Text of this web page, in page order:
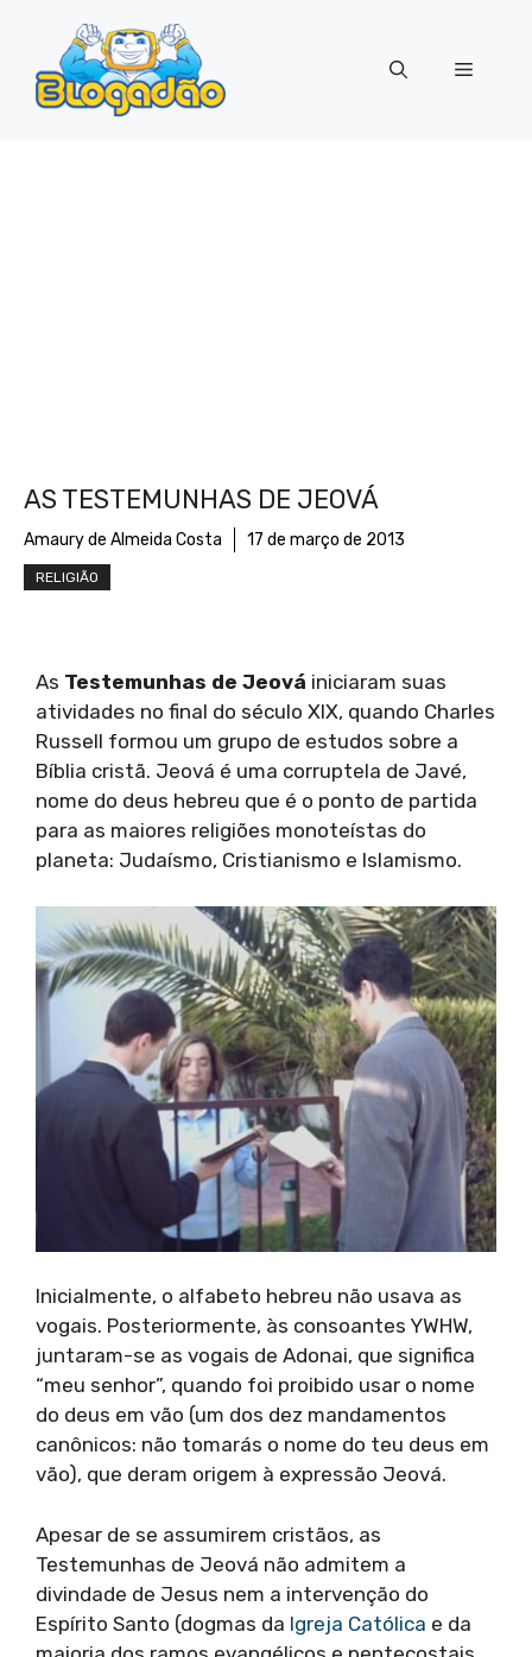
conteúdo
Menu
AS TESTEMUNHAS DE JEOVÁ
Amaury de Almeida Costa 17 de março de 2013
RELIGIÃO
As Testemunhas de Jeová iniciaram suas
atividades no final do século XIX, quando Charles
Russell formou um grupo de estudos sobre a
Bíblia cristã. Jeová é uma corruptela de Javé,
nome do deus hebreu que é o ponto de partida
para as maiores religiões monoteístas do
planeta: Judaísmo, Cristianismo e Islamismo.
Inicialmente, o alfabeto hebreu não usava as
vogais. Posteriormente, às consoantes YWHW,
juntaram-se as vogais de Adonai, que significa
“meu senhor”, quando foi proibido usar o nome
do deus em vão (um dos dez mandamentos
canônicos: não tomarás o nome do teu deus em
vão), que deram origem à expressão Jeová.
Apesar de se assumirem cristãos, as
Testemunhas de Jeová não admitem a
divindade de Jesus nem a intervenção do
Espírito Santo (dogmas da Igreja Católica e da